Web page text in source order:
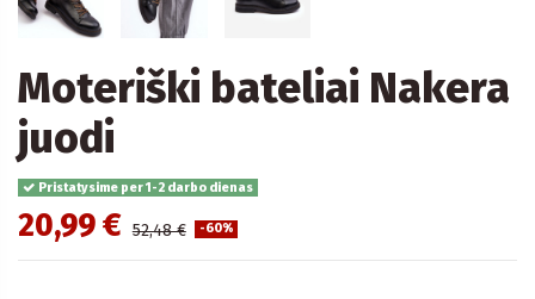
Moteriški bateliai Nakera
juodi
Pristatysime per 1-2 darbo dienas
20,99 € 52,48 € -60%